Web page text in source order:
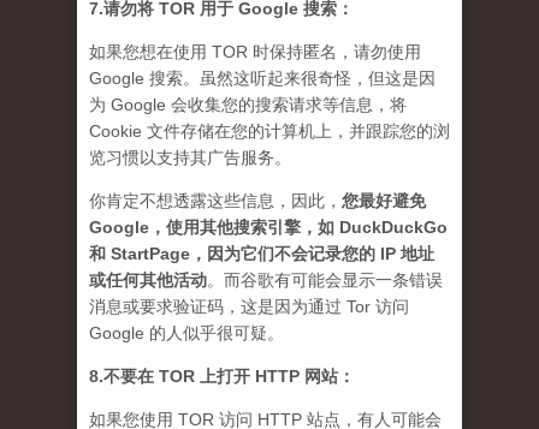
7.请勿将 TOR 用于 Google 搜索：
如果您想在使用 TOR 时保持匿名，请勿使用
Google 搜索。虽然这听起来很奇怪，但这是因
为 Google 会收集您的搜索请求等信息，将
Cookie 文件存储在您的计算机上，并跟踪您的浏
览习惯以支持其广告服务。
你肯定不想透露这些信息，因此， 您最好避免
Google，使用其他搜索引擎，如 DuckDuckGo
和 StartPage，因为它们不会记录您的 IP 地址
或任何其他活动。而谷歌有可能会显示一条错误
消息或要求验证码，这是因为通过 Tor 访问
Google 的人似乎很可疑。
8.不要在 TOR 上打开 HTTP 网站：
如果您使用 TOR 访问 HTTP 站点，有人可能会